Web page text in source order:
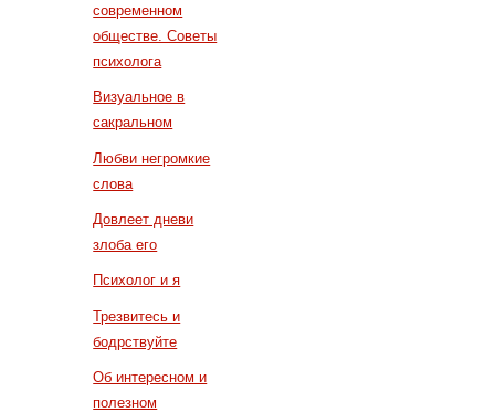
современном
обществе. Советы
психолога
Визуальное в
сакральном
Любви негромкие
слова
Довлеет дневи
злоба его
Психолог и я
Трезвитесь и
бодрствуйте
Об интересном и
полезном